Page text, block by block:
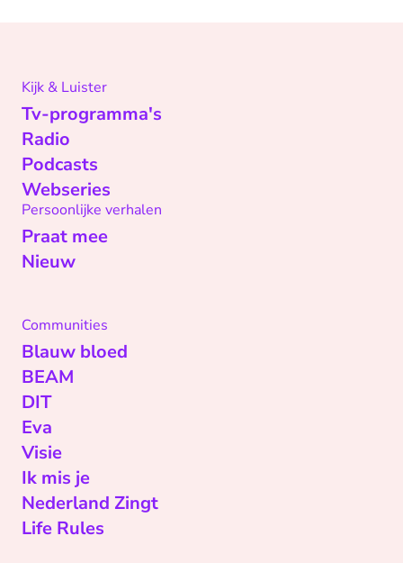
Kijk & Luister
Tv-programma's
Radio
Podcasts
Webseries
Persoonlijke verhalen
Praat mee
Nieuw
Communities
Blauw bloed
BEAM
DIT
Eva
Visie
Ik mis je
Nederland Zingt
Life Rules